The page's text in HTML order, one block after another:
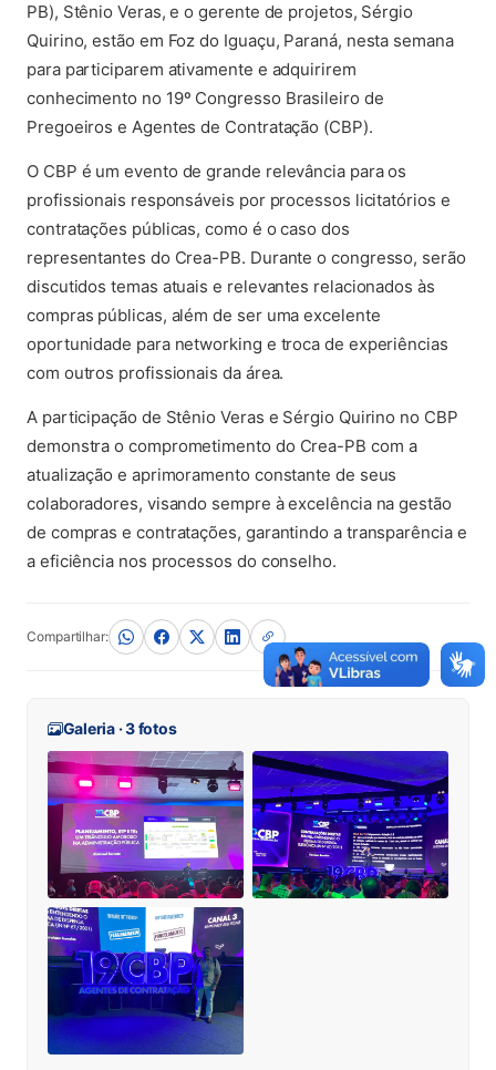
PB), Stênio Veras, e o gerente de projetos, Sérgio
Quirino, estão em Foz do Iguaçu, Paraná, nesta semana
para participarem ativamente e adquirirem
conhecimento no 19º Congresso Brasileiro de
Pregoeiros e Agentes de Contratação (CBP).
O CBP é um evento de grande relevância para os
profissionais responsáveis por processos licitatórios e
contratações públicas, como é o caso dos
representantes do Crea-PB. Durante o congresso, serão
discutidos temas atuais e relevantes relacionados às
compras públicas, além de ser uma excelente
oportunidade para networking e troca de experiências
com outros profissionais da área.
A participação de Stênio Veras e Sérgio Quirino no CBP
demonstra o comprometimento do Crea-PB com a
atualização e aprimoramento constante de seus
colaboradores, visando sempre à excelência na gestão
de compras e contratações, garantindo a transparência e
a eficiência nos processos do conselho.
Compartilhar:
Galeria · 3 fotos